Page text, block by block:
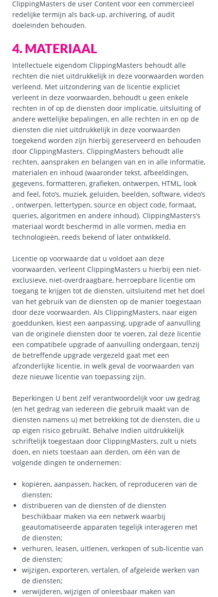
ClippingMasters de user Content voor een commercieel
redelijke termijn als back-up, archivering, of audit
doeleinden behouden.
4. MATERIAAL
Intellectuele eigendom ClippingMasters behoudt alle
rechten die niet uitdrukkelijk in deze voorwaarden worden
verleend. Met uitzondering van de licentie expliciet
verleent in deze voorwaarden, behoudt u geen enkele
rechten in of op de diensten door implicatie, uitsluiting of
andere wettelijke bepalingen, en alle rechten in en op de
diensten die niet uitdrukkelijk in deze voorwaarden
toegekend worden zijn hierbij gereserveerd en behouden
door ClippingMasters. ClippingMasters behoudt alle
rechten, aanspraken en belangen van en in alle informatie,
materialen en inhoud (waaronder tekst, afbeeldingen,
gegevens, formatteren, grafieken, ontwerpen, HTML, look
and feel, foto’s, muziek, geluiden, beelden, software, video’s
, ontwerpen, lettertypen, source en object code, formaat,
queries, algoritmen en andere inhoud). ClippingMasters’s
materiaal wordt beschermd in alle vormen, media en
technologieën, reeds bekend of later ontwikkeld.
Licentie op voorwaarde dat u voldoet aan deze
voorwaarden, verleent ClippingMasters u hierbij een niet-
exclusieve, niet-overdraagbare, herroepbare licentie om
toegang te krijgen tot de diensten, uitsluitend met het doel
van het gebruik van de diensten op de manier toegestaan
door deze voorwaarden. Als ClippingMasters, naar eigen
goeddunken, kiest een aanpassing, upgrade of aanvulling
van de originele diensten door te voeren, zal deze licentie
een compatibele upgrade of aanvulling ondergaan, tenzij
de betreffende upgrade vergezeld gaat met een
afzonderlijke licentie, in welk geval de voorwaarden van
deze nieuwe licentie van toepassing zijn.
Beperkingen U bent zelf verantwoordelijk voor uw gedrag
(en het gedrag van iedereen die gebruik maakt van de
diensten namens u) met betrekking tot de diensten, die u
op eigen risico gebruikt. Behalve indien uitdrukkelijk
schriftelijk toegestaan door ClippingMasters, zult u niets
doen, en niets toestaan aan derden, om één van de
volgende dingen te ondernemen:
kopiëren, aanpassen, hacken, of reproduceren van de
diensten;
distribueren van de diensten of de diensten
beschikbaar maken via een netwerk waarbij
geautomatiseerde apparaten tegelijk interageren met
de diensten;
verhuren, leasen, uitlenen, verkopen of sub-licentie van
de diensten;
wijzigen, exporteren, vertalen, of afgeleide werken van
de diensten;
verwijderen, wijzigen of onleesbaar maken van